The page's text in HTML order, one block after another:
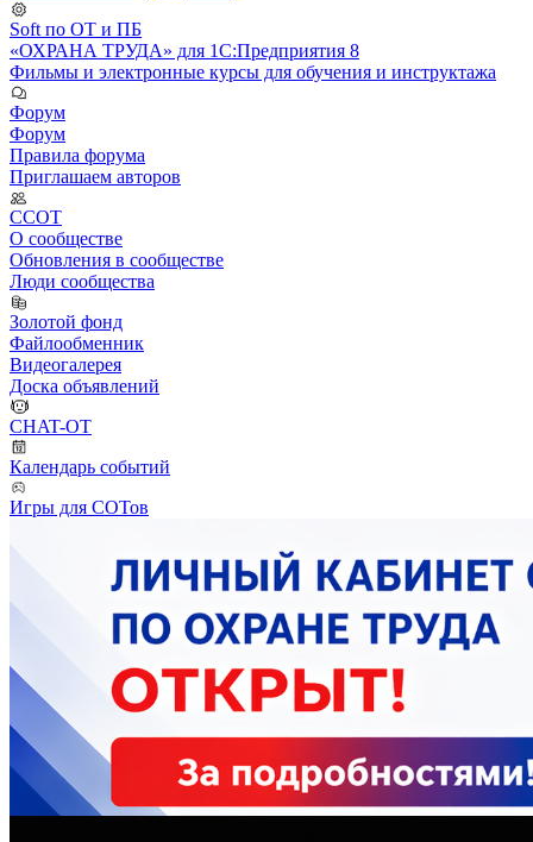
Soft по ОТ и ПБ
«ОХРАНА ТРУДА» для 1С:Предприятия 8
Фильмы и электронные курсы для обучения и инструктажа
Форум
Форум
Правила форума
Приглашаем авторов
ССОТ
О сообществе
Обновления в сообществе
Люди сообщества
Золотой фонд
Файлообменник
Видеогалерея
Доска объявлений
CHAT-OT
Календарь событий
Игры для СОТов